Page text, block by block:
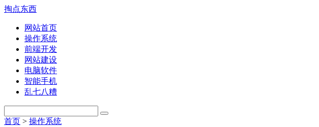
掏点东西
网站首页
操作系统
前端开发
网站建设
电脑软件
智能手机
乱七八糟
首页 > 操作系统